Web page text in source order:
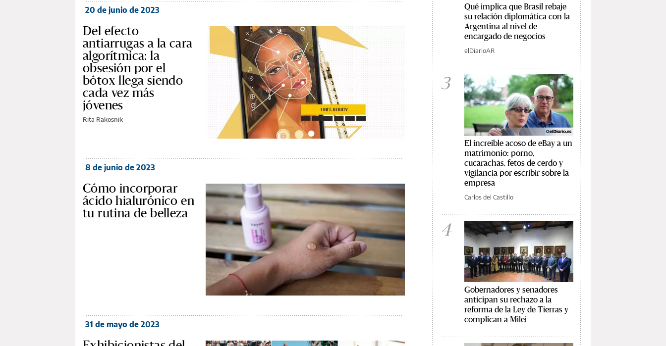
20 de junio de 2023
Del efecto
antiarrugas a la cara
algorítmica: la
obsesión por el
bótox llega siendo
cada vez más
jóvenes
Rita Rakosnik
8 de junio de 2023
Cómo incorporar
ácido hialurónico en
tu rutina de belleza
31 de mayo de 2023
Qué implica que Brasil rebaje
su relación diplomática con la
Argentina al nivel de
encargado de negocios
elDiarioAR
3
El increíble acoso de eBay a un
matrimonio: porno,
cucarachas, fetos de cerdo y
vigilancia por escribir sobre la
empresa
Carlos del Castillo
4
Gobernadores y senadores
anticipan su rechazo a la
reforma de la Ley de Tierras y
complican a Milei